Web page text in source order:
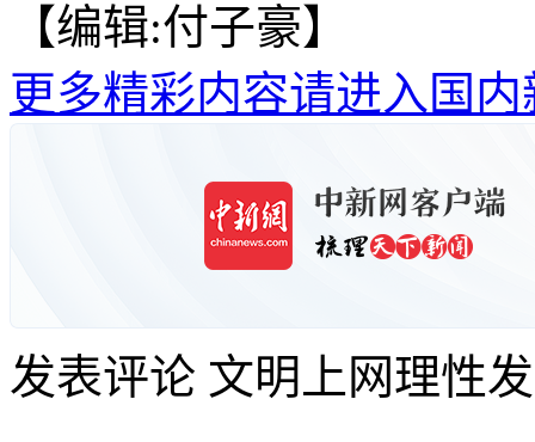
【编辑:付子豪】
更多精彩内容请进入国内
发表评论 文明上网理性